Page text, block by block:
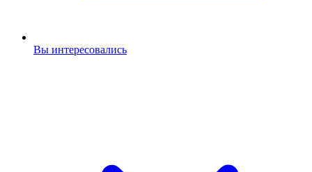
Вы интересовались